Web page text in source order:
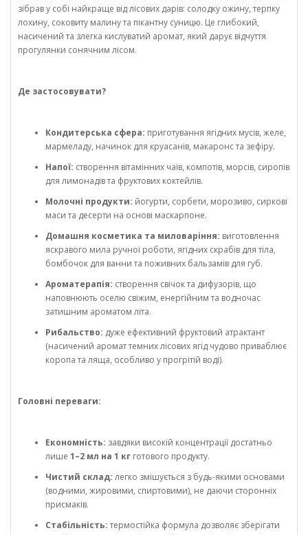
зібрав у собі найкраще від лісових дарів: солодку ожину, терпку
лохину, соковиту малину та пікантну суницю. Це глибокий,
насичений та злегка кислуватий аромат, який дарує відчуття
прогулянки сонячним лісом.
Де застосовувати?
Кондитерська сфера: приготування ягідних мусів, желе,
мармеладу, начинок для круасанів, макаронс та зефіру.
Напої: створення вітамінних чаїв, компотів, морсів, сиропів
для лимонадів та фруктових коктейлів.
Молочні продукти: йогурти, сорбети, морозиво, сиркові
маси та десерти на основі маскарпоне.
Домашня косметика та миловаріння: виготовлення
яскравого мила ручної роботи, ягідних скрабів для тіла,
бомбочок для ванни та поживних бальзамів для губ.
Ароматерапія: створення свічок та дифузорів, що
наповнюють оселю свіжим, енергійним та водночас
затишним ароматом літа.
Рибальство: дуже ефективний фруктовий атрактант
(насичений аромат темних лісових ягід чудово приваблює
коропа та ляща, особливо у прогрітій воді).
Головні переваги:
Економність: завдяки високій концентрації достатньо
лише 1–2 мл на 1 кг готового продукту.
Чистий склад: легко змішується з будь-якими основами
(водними, жировими, спиртовими), не даючи сторонніх
присмаків.
Стабільність:термостійка формула дозволяє зберігати